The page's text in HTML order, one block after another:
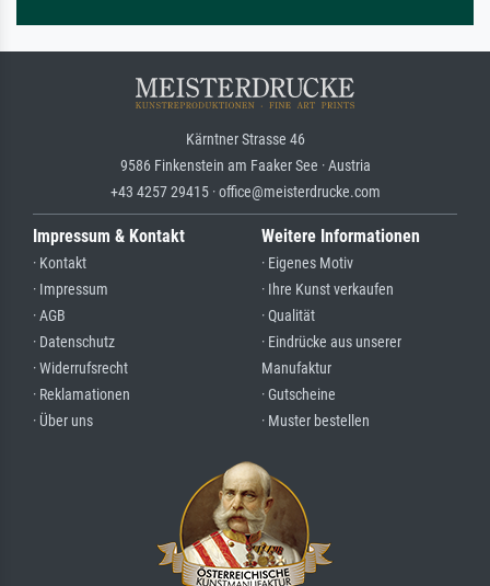
Kärntner Strasse 46
9586 Finkenstein am Faaker See · Austria
+43 4257 29415 · office@meisterdrucke.com
Impressum & Kontakt
· Kontakt
· Impressum
· AGB
· Datenschutz
· Widerrufsrecht
· Reklamationen
· Über uns
Weitere Informationen
· Eigenes Motiv
· Ihre Kunst verkaufen
· Qualität
· Eindrücke aus unserer
Manufaktur
· Gutscheine
· Muster bestellen